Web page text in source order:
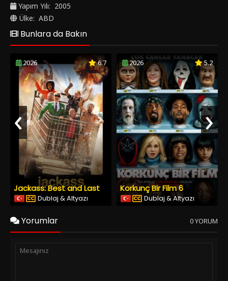
Yapım Yılı: 2005
Ülke: ABD
Bunlara da Bakın
2026 6.7
Jackass: Best and Last
Dublaj & Altyazı
2026 5.2
Korkunç Bir Film 6
Dublaj & Altyazı
‹ ›
Yorumlar 0 YORUM